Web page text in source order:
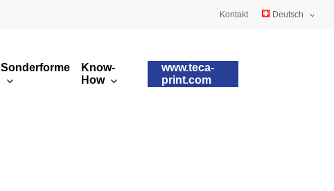
Kontakt Deutsch
Sonderformen
Know-
How
www.teca-
print.com